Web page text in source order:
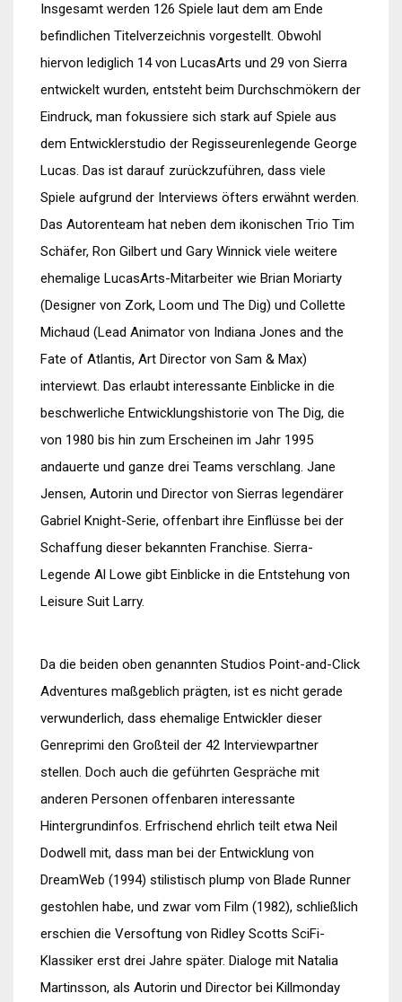
Insgesamt werden 126 Spiele laut dem am Ende
befindlichen Titelverzeichnis vorgestellt. Obwohl
hiervon lediglich 14 von LucasArts und 29 von Sierra
entwickelt wurden, entsteht beim Durchschmökern der
Eindruck, man fokussiere sich stark auf Spiele aus
dem Entwicklerstudio der Regisseurenlegende George
Lucas. Das ist darauf zurückzuführen, dass viele
Spiele aufgrund der Interviews öfters erwähnt werden.
Das Autorenteam hat neben dem ikonischen Trio Tim
Schäfer, Ron Gilbert und Gary Winnick viele weitere
ehemalige LucasArts-Mitarbeiter wie Brian Moriarty
(Designer von Zork, Loom und The Dig) und Collette
Michaud (Lead Animator von Indiana Jones and the
Fate of Atlantis, Art Director von Sam & Max)
interviewt. Das erlaubt interessante Einblicke in die
beschwerliche Entwicklungshistorie von The Dig, die
von 1980 bis hin zum Erscheinen im Jahr 1995
andauerte und ganze drei Teams verschlang. Jane
Jensen, Autorin und Director von Sierras legendärer
Gabriel Knight-Serie, offenbart ihre Einflüsse bei der
Schaffung dieser bekannten Franchise. Sierra-
Legende Al Lowe gibt Einblicke in die Entstehung von
Leisure Suit Larry.
Da die beiden oben genannten Studios Point-and-Click
Adventures maßgeblich prägten, ist es nicht gerade
verwunderlich, dass ehemalige Entwickler dieser
Genreprimi den Großteil der 42 Interviewpartner
stellen. Doch auch die geführten Gespräche mit
anderen Personen offenbaren interessante
Hintergrundinfos. Erfrischend ehrlich teilt etwa Neil
Dodwell mit, dass man bei der Entwicklung von
DreamWeb (1994) stilistisch plump von Blade Runner
gestohlen habe, und zwar vom Film (1982), schließlich
erschien die Versoftung von Ridley Scotts SciFi-
Klassiker erst drei Jahre später. Dialoge mit Natalia
Martinsson, als Autorin und Director bei Killmonday